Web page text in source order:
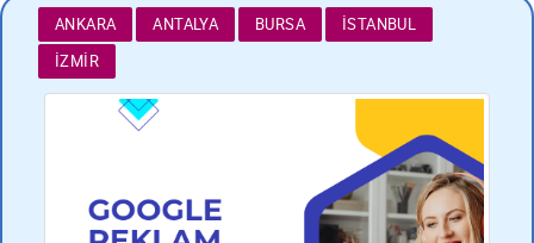
ANKARA ANTALYA BURSA
İSTANBUL
İZMIR